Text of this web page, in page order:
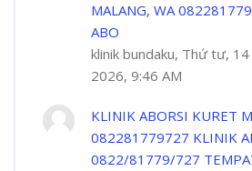
MALANG, WA
ABO
klinik bundaku, Thứ tư,
2026, 9:46 AM
KLINIK ABORSI KURET
082281779727 KLINIK
0822/81779/727